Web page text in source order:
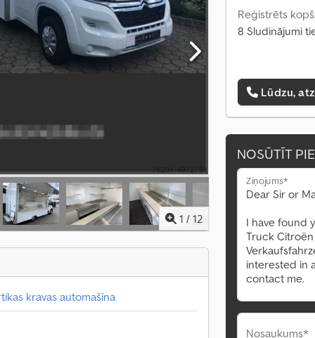
1 / 12
kravas automašīna
Reģistrēts
8 Sludinājumi
Lūdzu,
NOSŪTĪT
Ziņojums*
Nosaukums*